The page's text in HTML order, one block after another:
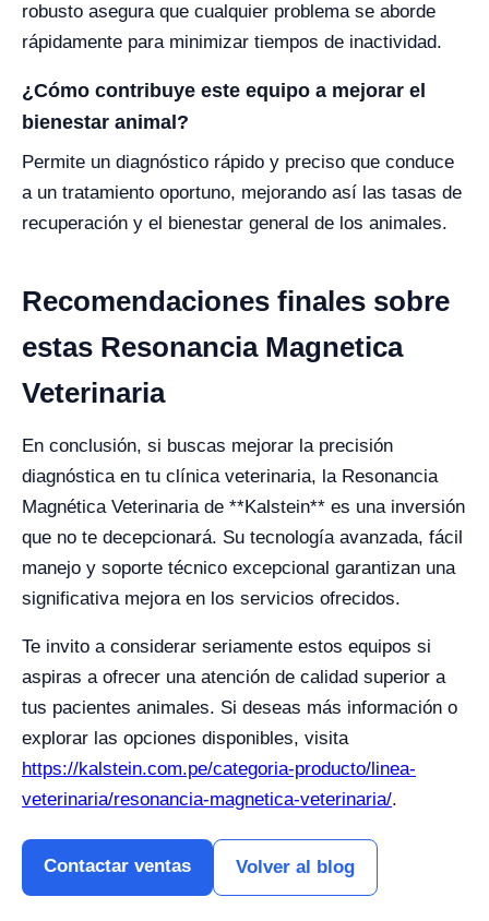
robusto asegura que cualquier problema se aborde
rápidamente para minimizar tiempos de inactividad.
¿Cómo contribuye este equipo a mejorar el
bienestar animal?
Permite un diagnóstico rápido y preciso que conduce
a un tratamiento oportuno, mejorando así las tasas de
recuperación y el bienestar general de los animales.
Recomendaciones finales sobre
estas Resonancia Magnetica
Veterinaria
En conclusión, si buscas mejorar la precisión
diagnóstica en tu clínica veterinaria, la Resonancia
Magnética Veterinaria de **Kalstein** es una inversión
que no te decepcionará. Su tecnología avanzada, fácil
manejo y soporte técnico excepcional garantizan una
significativa mejora en los servicios ofrecidos.
Te invito a considerar seriamente estos equipos si
aspiras a ofrecer una atención de calidad superior a
tus pacientes animales. Si deseas más información o
explorar las opciones disponibles, visita
https://kalstein.com.pe/categoria-producto/linea-
veterinaria/resonancia-magnetica-veterinaria/.
Contactar ventas Volver al blog